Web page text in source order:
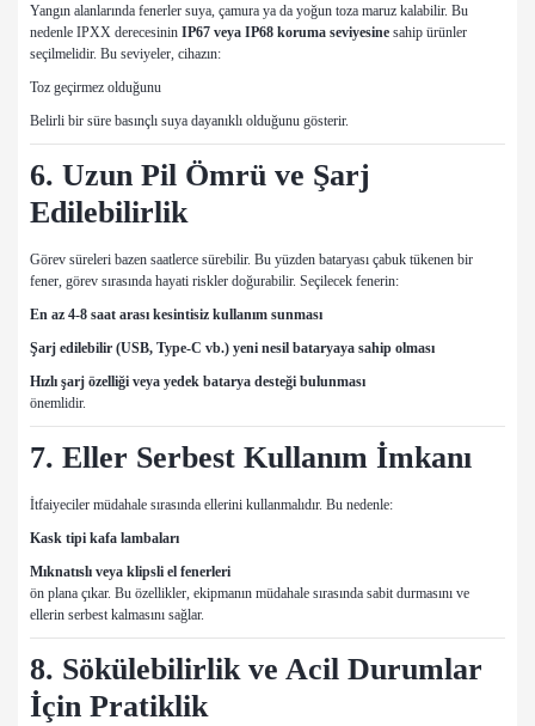
Yangın alanlarında fenerler suya, çamura ya da yoğun toza maruz kalabilir. Bu
nedenle IPXX derecesinin IP67 veya IP68 koruma seviyesine sahip ürünler
seçilmelidir. Bu seviyeler, cihazın:
Toz geçirmez olduğunu
Belirli bir süre basınçlı suya dayanıklı olduğunu gösterir.
6. Uzun Pil Ömrü ve Şarj
Edilebilirlik
Görev süreleri bazen saatlerce sürebilir. Bu yüzden bataryası çabuk tükenen bir
fener, görev sırasında hayati riskler doğurabilir. Seçilecek fenerin:
En az 4-8 saat arası kesintisiz kullanım sunması
Şarj edilebilir (USB, Type-C vb.) yeni nesil bataryaya sahip olması
Hızlı şarj özelliği veya yedek batarya desteği bulunması
önemlidir.
7. Eller Serbest Kullanım İmkanı
İtfaiyeciler müdahale sırasında ellerini kullanmalıdır. Bu nedenle:
Kask tipi kafa lambaları
Mıknatıslı veya klipsli el fenerleri
ön plana çıkar. Bu özellikler, ekipmanın müdahale sırasında sabit durmasını ve
ellerin serbest kalmasını sağlar.
8. Sökülebilirlik ve Acil Durumlar
İçin Pratiklik